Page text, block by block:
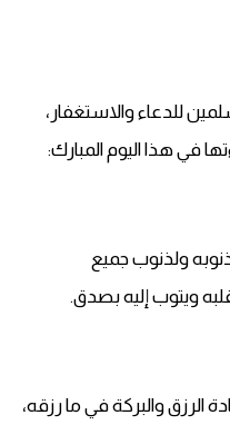
للدعاء والاستغفار،
في هذا اليوم المبارك:
ولذنوب جميع
ويتوب إليه بصدق.
الرزق والبركة في ما رزقه،